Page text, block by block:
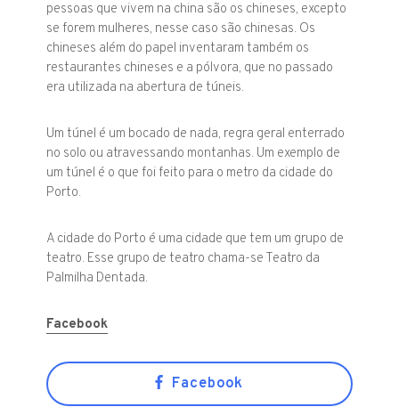
pessoas que vivem na china são os chineses, excepto
se forem mulheres, nesse caso são chinesas. Os
chineses além do papel inventaram também os
restaurantes chineses e a pólvora, que no passado
era utilizada na abertura de túneis.
Um túnel é um bocado de nada, regra geral enterrado
no solo ou atravessando montanhas. Um exemplo de
um túnel é o que foi feito para o metro da cidade do
Porto.
A cidade do Porto é uma cidade que tem um grupo de
teatro. Esse grupo de teatro chama-se Teatro da
Palmilha Dentada.
Facebook
Facebook